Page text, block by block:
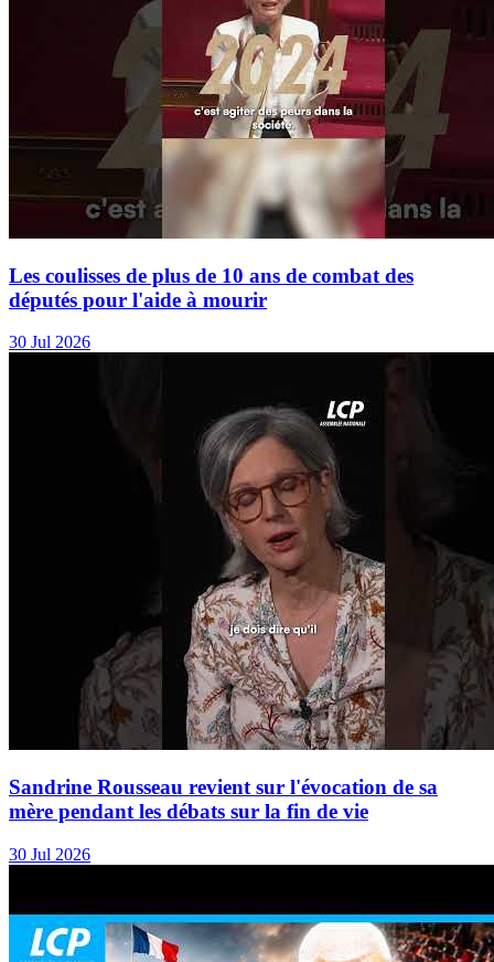
Les coulisses de plus de 10 ans de combat des
députés pour l'aide à mourir
30 Jul 2026
Sandrine Rousseau revient sur l'évocation de sa
mère pendant les débats sur la fin de vie
30 Jul 2026